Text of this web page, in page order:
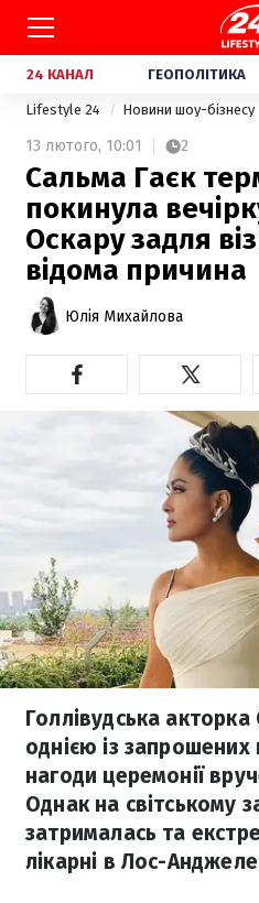
24 КАНАЛ ГЕОПОЛІТИКА
Lifestyle 24 Новини шоу-бізнесу
13 лютого, 10:01 2
Сальма Гаєк
покинула
Оскару задля
відома причина
Юлія Михайлова
Голлівудська
однією із запрошених
нагоди церемонії
Однак на світському
затрималась та
лікарні в Лос-